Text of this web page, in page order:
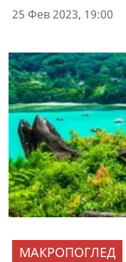
25 Фев 2023, 19:00
МАКРОПОГЛЕД